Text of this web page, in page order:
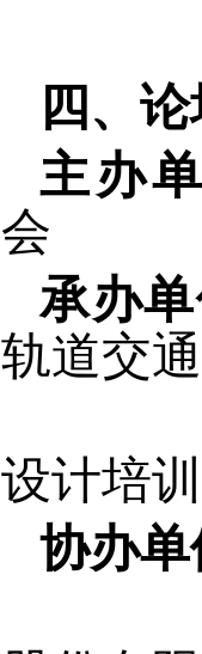
四、
主办
会
承办
轨道交
设计培
协办